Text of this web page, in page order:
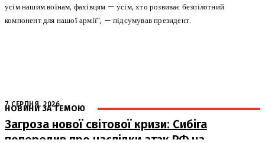
усім нашим воїнам, фахівцям — усім, хто розвиває безпілотний
компонент для нашої армії”, — підсумував президент.
НОВИНИ ЗА ТЕМОЮ
7 СЕРПНЯ, 2026
Загроза нової світової кризи: Сибіга
попередив про наслідки атак РФ на